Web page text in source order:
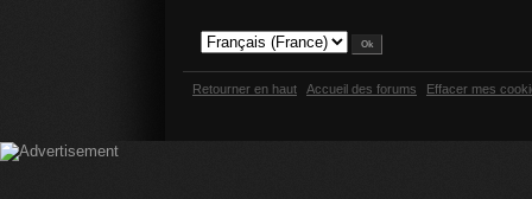
Retourner en haut Accueil des forums Effacer mes